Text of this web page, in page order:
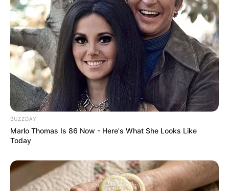
historische Bauwerke und blühende Rabatten bewundern
sowie eine Erlebnisausstellung zum Thema
Salzgewinnung besuchen. Außerdem gibt es noch
weitere Erholungsangebote, zu dem auch der Besuch in
der attraktiven Badelandschaft des Solequellbades
gehört.
Ringheiligtum Pömmelte
Ein originalgetreu rekonstruierter Kultplatz
Schönebeck und Barby besichtigt werden.
Spannend ist dabei die astronomische Ausrichtung der
Neuruppin
BUZZDAY
Marlo Thomas Is 86 Now - Here's What She Looks Like
Today